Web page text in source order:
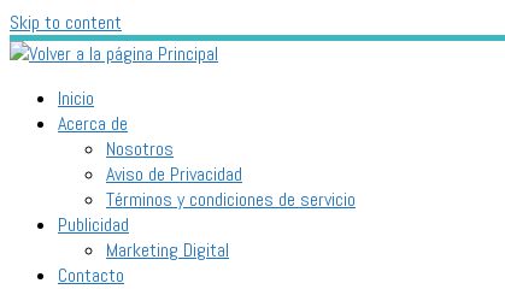
Skip to content
Inicio
Acerca de
Nosotros
Aviso de Privacidad
Términos y condiciones de servicio
Publicidad
Marketing Digital
Contacto